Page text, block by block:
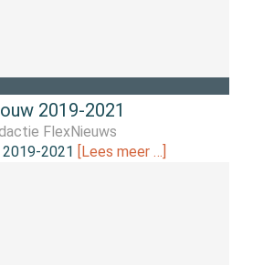
2019-2021
FlexNieuws
2019-2021
[Lees meer …]